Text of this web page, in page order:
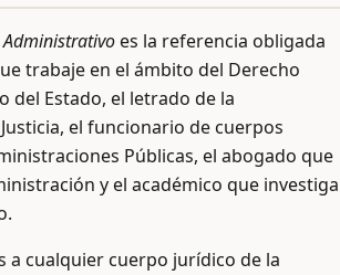
Administrativoes la referencia obligada
trabaje en el ámbito del Derecho
del Estado, el letrado de la
el funcionario de cuerpos
Públicas, el abogado que
y el académico que investiga
a cualquier cuerpo jurídico de la